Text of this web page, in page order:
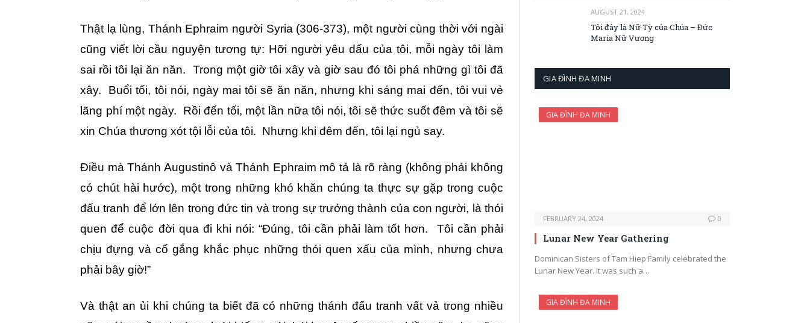
Thật lạ lùng, Thánh Ephraim người Syria (306-373), một người cùng thời với ngài
cũng viết lời cầu nguyện tương tự: Hỡi người yêu dấu của tôi, mỗi ngày tôi làm
sai rồi tôi lại ăn năn. Trong một giờ tôi xây và giờ sau đó tôi phá những gì tôi đã
xây. Buổi tối, tôi nói, ngày mai tôi sẽ ăn năn, nhưng khi sáng mai đến, tôi vui vẻ
lãng phí một ngày. Rồi đến tối, một lần nữa tôi nói, tôi sẽ thức suốt đêm và tôi sẽ
xin Chúa thương xót tội lỗi của tôi. Nhưng khi đêm đến, tôi lại ngủ say.
Điều mà Thánh Augustinô và Thánh Ephraim mô tả là rõ ràng (không phải không
có chút hài hước), một trong những khó khăn chúng ta thực sự gặp trong cuộc
đấu tranh để lớn lên trong đức tin và trong sự trưởng thành của con người, là thói
quen để cuộc đời qua đi khi nói: “Đúng, tôi cần phải làm tốt hơn. Tôi cần phải
chịu đựng và cố gắng khắc phục những thói quen xấu của mình, nhưng chưa
phải bây giờ!”
Và thật an ủi khi chúng ta biết đã có những thánh đấu tranh vất vả trong nhiều
AUGUST 21, 2024
Tôi đây là Nữ Tỳ của Chúa – Đức
Maria Nữ Vương
GIA ĐÌNH ĐA MINH
GIA ĐÌNH ĐA MINH
FEBRUARY 24, 2024 0
Lunar New Year Gathering
Dominican Sisters of Tam Hiep Family celebrated the
Lunar New Year. It was such a…
GIA ĐÌNH ĐA MINH